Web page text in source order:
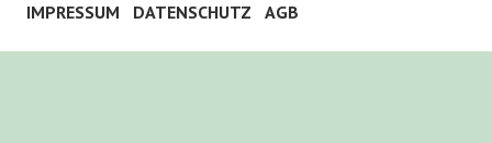
IMPRESSUM DATENSCHUTZ AGB